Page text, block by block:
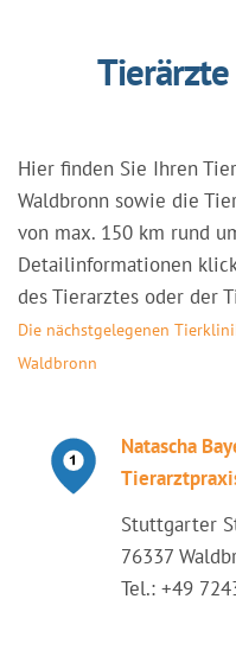
Hier finden Sie Ihren
Waldbronn sowie die
von max. 150 km rund
Detailinformationen
des Tierarztes oder der
Die nächstgelegenen
Waldbronn
Natascha
Stuttgarter
76337
Tel.: +49